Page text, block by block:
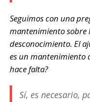
Seguimos con una
mantenimiento sobre
desconocimiento. El
es un mantenimiento
hace falta?
Sí, es necesario,